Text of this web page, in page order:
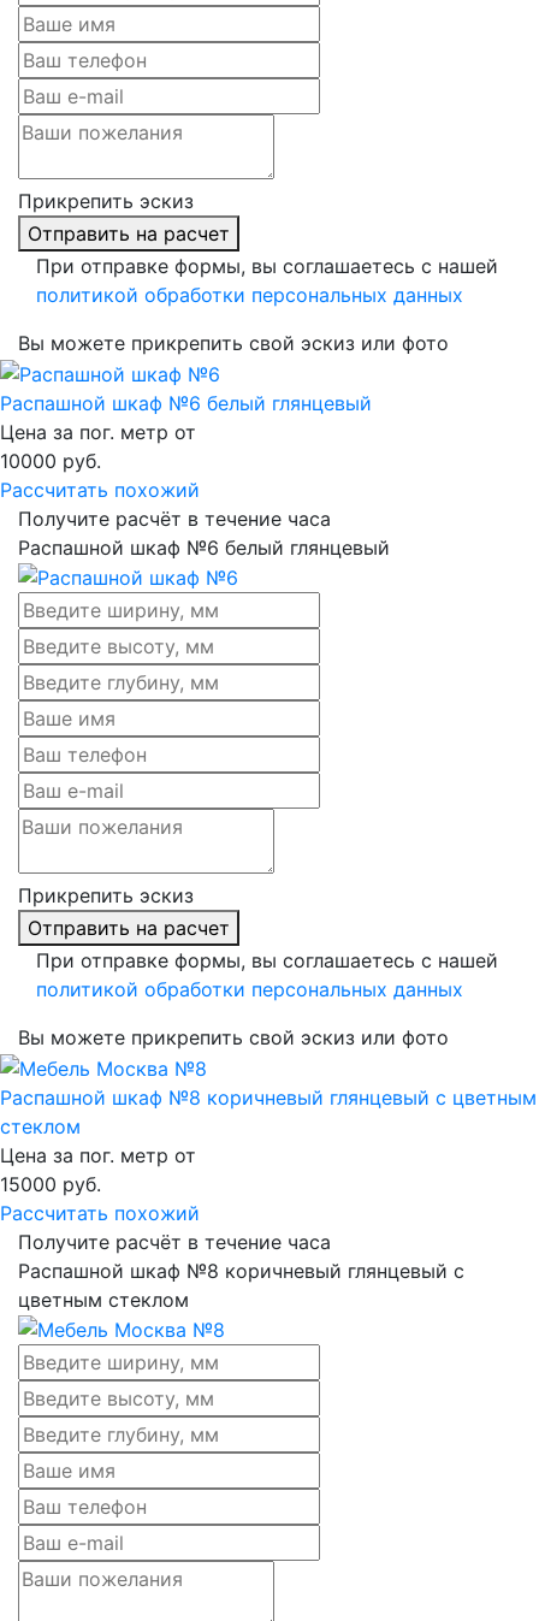
Прикрепить эскиз
Отправить на расчет
При отправке формы, вы соглашаетесь с нашей
политикой обработки персональных данных
Вы можете прикрепить свой эскиз или фото
Распашной шкаф №6 белый глянцевый
Цена за пог. метр от
10000 руб.
Рассчитать похожий
Получите расчёт в течение часа
Распашной шкаф №6 белый глянцевый
Прикрепить эскиз
Отправить на расчет
При отправке формы, вы соглашаетесь с нашей
политикой обработки персональных данных
Вы можете прикрепить свой эскиз или фото
Распашной шкаф №8 коричневый глянцевый с цветным
стеклом
Цена за пог. метр от
15000 руб.
Рассчитать похожий
Получите расчёт в течение часа
Распашной шкаф №8 коричневый глянцевый с
цветным стеклом